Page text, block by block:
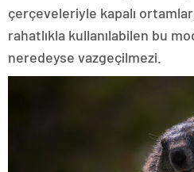
çerçeveleriyle kapalı
rahatlıkla kullanılabilen bu
neredeyse vazgeçilmezi.